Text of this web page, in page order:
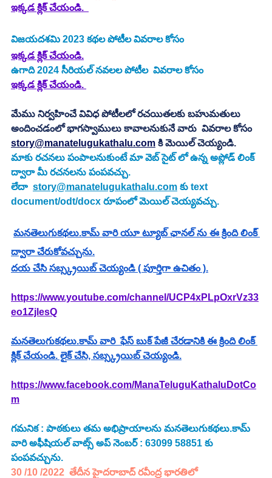
ఇక్కడ క్లిక్ చేయండి.
విజయదశమి 2023 కథల పోటీల వివరాల కోసం
ఇక్కడ క్లిక్ చేయండి.
ఉగాది 2024 సీరియల్ నవలల పోటీల  వివరాల కోసం
ఇక్కడ క్లిక్ చేయండి.
మేము నిర్వహించే వివిధ పోటీలలో రచయితలకు బహుమతులు
అందించడంలో భాగస్వాములు కావాలనుకునే వారు  వివరాల కోసం
story@manatelugukathalu.com కి మెయిల్ చెయ్యండి.
మాకు రచనలు పంపాలనుకుంటే మా వెబ్ సైట్ లో ఉన్న అప్లోడ్ లింక్
ద్వారా మీ రచనలను పంపవచ్చు.
లేదా story@manatelugukathalu.com కు text
document/odt/docx రూపంలో మెయిల్ చెయ్యవచ్చు.
మనతెలుగుకథలు.కామ్ వారి యూ ట్యూబ్ ఛానల్ ను ఈ క్రింది లింక్
ద్వారా చేరుకోవచ్చును.
దయ చేసి సబ్స్క్రయిబ్ చెయ్యండి ( పూర్తిగా ఉచితం ).
https://www.youtube.com/channel/UCP4xPLpOxrVz33
eo1ZjlesQ
మనతెలుగుకథలు.కామ్ వారి  ఫేస్ బుక్ పేజీ చేరడానికి ఈ క్రింది లింక్
క్లిక్ చేయండి. లైక్ చేసి, సబ్స్క్రయిబ్ చెయ్యండి.
https://www.facebook.com/ManaTeluguKathaluDotCo
m
గమనిక : పాఠకులు తమ అభిప్రాయాలను మనతెలుగుకథలు.కామ్
వారి అఫీషియల్ వాట్స్ అప్ నెంబర్ : 63099 58851 కు
పంపవచ్చును.
30 /10 /2022  తేదీన హైదరాబాద్ రవీంద్ర భారతిలో